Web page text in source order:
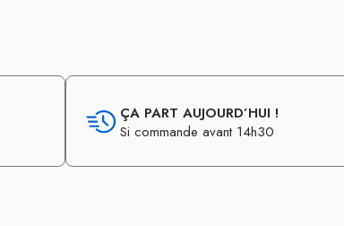
ÇA PART AUJOURD’HUI !
Si commande avant 14h30